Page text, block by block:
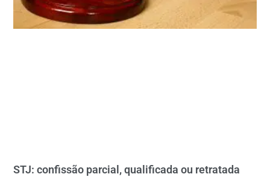
STJ: confissão parcial, qualificada ou retratada